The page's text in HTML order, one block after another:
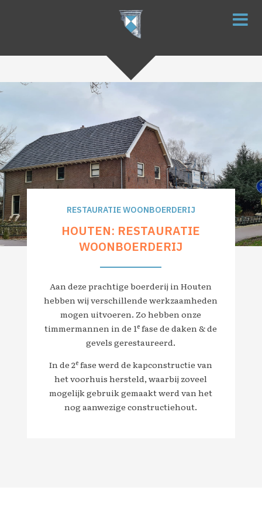
RESTAURATIE WOONBOERDERIJ
HOUTEN: RESTAURATIE
WOONBOERDERIJ
Aan deze prachtige boerderij in Houten
hebben wij verschillende werkzaamheden
mogen uitvoeren. Zo hebben onze
timmermannen in de 1e fase de daken & de
gevels gerestaureerd.
In de 2e fase werd de kapconstructie van
het voorhuis hersteld, waarbij zoveel
mogelijk gebruik gemaakt werd van het
nog aanwezige constructiehout.